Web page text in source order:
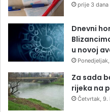
prije 3 dana
Dnevni
u novoj
Za sada
rijeka na
Četvrtak, 9.